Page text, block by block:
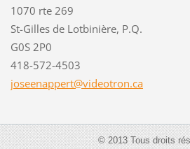
1070 rte 269
St-Gilles de Lotbinière, P.Q.
G0S 2P0
418-572-4503
joseenappert@videotron.ca
© 2013 Tous droits